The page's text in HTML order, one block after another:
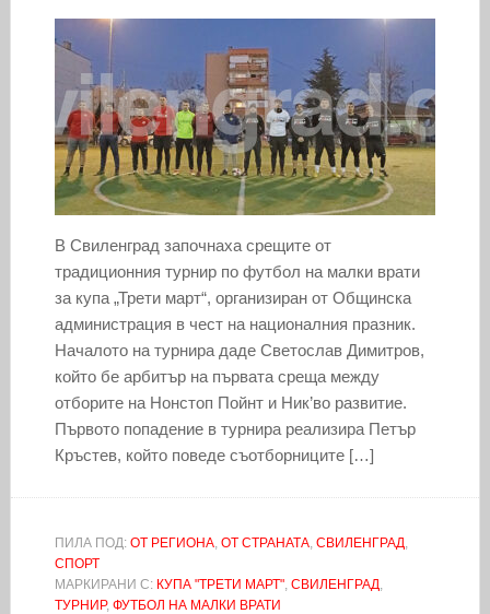
В Свиленград започнаха срещите от
традиционния турнир по футбол на малки врати
за купа „Трети март“, организиран от Общинска
администрация в чест на националния празник.
Началото на турнира даде Светослав Димитров,
който бе арбитър на първата среща между
отборите на Нонстоп Пойнт и Ник’во развитие.
Първото попадение в турнира реализира Петър
Кръстев, който поведе съотборниците […]
ПИЛА ПОД: ОТ РЕГИОНА, ОТ СТРАНАТА, СВИЛЕНГРАД,
СПОРТ
МАРКИРАНИ С: КУПА "ТРЕТИ МАРТ", СВИЛЕНГРАД,
ТУРНИР, ФУТБОЛ НА МАЛКИ ВРАТИ